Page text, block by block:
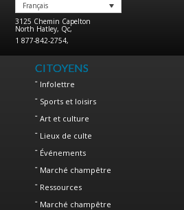
Français
3125 Chemin Capelton
North Hatley, Qc,
1 877-842-2754,
CITOYENS
Infolettre
Sports et loisirs
Art et culture
Lieux de culte
Événements
Marché champêtre
Ressources
Marché champêtre